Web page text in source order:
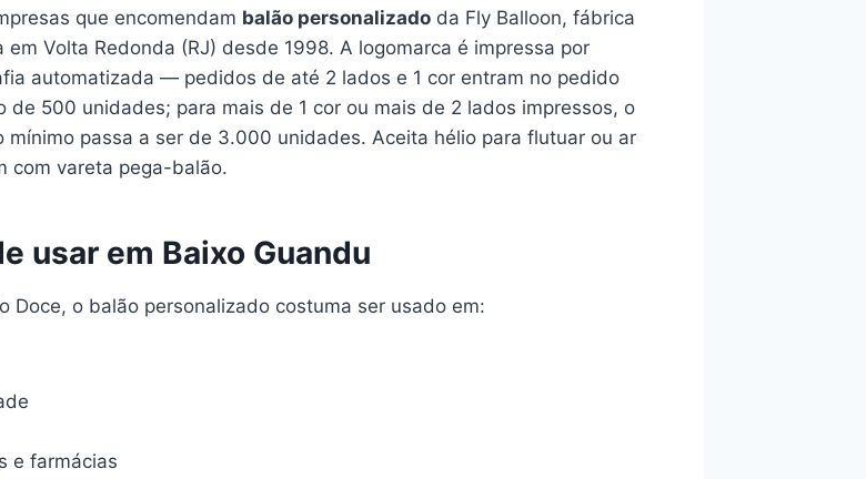
que encomendam balão personalizadoda Fly Balloon, fábrica
em Volta Redonda (RJ) desde 1998. A logomarca é impressa por
automatizada — pedidos de até 2 lados e 1 cor entram no pedido
de 500 unidades; para mais de 1 cor ou mais de 2 lados impressos, o
mínimo passa a ser de 3.000 unidades. Aceita hélio para flutuar ou ar
com vareta pega-balão.
usar em Baixo Guandu
Doce, o balão personalizado costuma ser usado em:
e farmácias